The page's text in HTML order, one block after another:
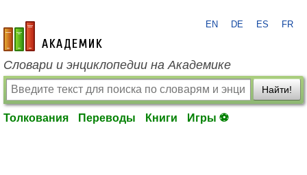
academic.ru
EN DE ES FR
Словари и энциклопедии на Академике
Найти!
Толкования Переводы Книги Игры ⚽